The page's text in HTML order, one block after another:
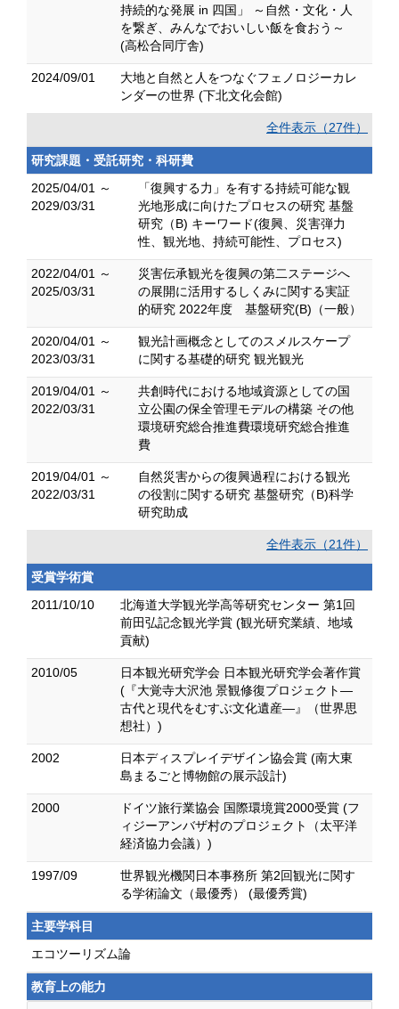
持続的な発展 in 四国」 ～自然・文化・人
を繋ぎ、みんなでおいしい飯を食おう～
(高松合同庁舎)
2024/09/01
大地と自然と人をつなぐフェノロジーカレ
ンダーの世界 (下北文化会館)
全件表示（27件）
研究課題・受託研究・科研費
2025/04/01 ～
2029/03/31
「復興する力」を有する持続可能な観
光地形成に向けたプロセスの研究 基盤
研究（B) キーワード(復興、災害弾力
性、観光地、持続可能性、プロセス)
2022/04/01 ～
2025/03/31
災害伝承観光を復興の第二ステージへ
の展開に活用するしくみに関する実証
的研究 2022年度 基盤研究(B)（一般）
2020/04/01 ～
2023/03/31
観光計画概念としてのスメルスケープ
に関する基礎的研究 観光観光
2019/04/01 ～
2022/03/31
共創時代における地域資源としての国
立公園の保全管理モデルの構築 その他
環境研究総合推進費環境研究総合推進
費
2019/04/01 ～
2022/03/31
自然災害からの復興過程における観光
の役割に関する研究 基盤研究（B)科学
研究助成
全件表示（21件）
受賞学術賞
2011/10/10
北海道大学観光学高等研究センター 第1回
前田弘記念観光学賞 (観光研究業績、地域
貢献)
2010/05
日本観光研究学会 日本観光研究学会著作賞
(『大覚寺大沢池 景観修復プロジェクト―
古代と現代をむすぶ文化遺産―』（世界思
想社）)
2002
日本ディスプレイデザイン協会賞 (南大東
島まるごと博物館の展示設計)
2000
ドイツ旅行業協会 国際環境賞2000受賞 (フ
ィジーアンバザ村のプロジェクト（太平洋
経済協力会議）)
1997/09
世界観光機関日本事務所 第2回観光に関す
る学術論文（最優秀） (最優秀賞)
主要学科目
エコツーリズム論
教育上の能力